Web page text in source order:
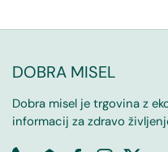
DOBRA MISEL
Dobra misel je trgovina z
informacij za zdravo